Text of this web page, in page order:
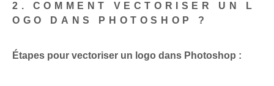
2. COMMENT VECTORISER UN L
OGO DANS PHOTOSHOP ?
Étapes pour vectoriser un logo dans Photoshop :